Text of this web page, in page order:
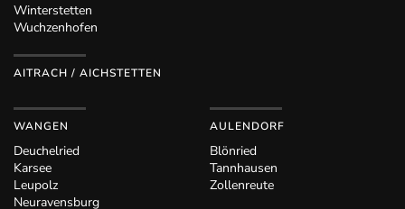
Winterstetten
Wuchzenhofen
AITRACH / AICHSTETTEN
WANGEN
Deuchelried
Karsee
Leupolz
Neuravensburg
AULENDORF
Blönried
Tannhausen
Zollenreute